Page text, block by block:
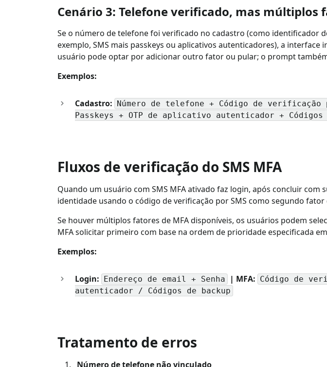
Cenário 3: Telefone verificado, mas
Se o número de telefone foi verificado no cadastro (como identificador
exemplo, SMS mais passkeys ou aplicativos autenticadores), a
usuário pode optar por adicionar outro fator ou pular; o prompt
Exemplos:
Cadastro: Número de telefone + Código de verificação
Passkeys + OTP de aplicativo autenticador + Códigos
Fluxos de verificação do SMS MFA
Quando um usuário com SMS MFA ativado faz login, após concluir
identidade usando o código de verificação por SMS como segundo fator
Se houver múltiplos fatores de MFA disponíveis, os usuários podem
MFA solicitar primeiro com base na ordem de prioridade especificada em
Exemplos:
Login: Endereço de email + Senha | MFA: Código de
autenticador / Códigos de backup
Tratamento de erros
Número de telefone não vinculado